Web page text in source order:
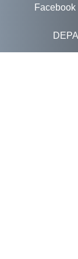
Facebook